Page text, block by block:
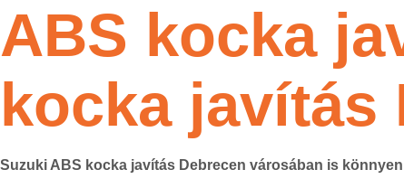
ABS kocka
kocka javítás
Suzuki ABS kocka javítás Debrecen városában is